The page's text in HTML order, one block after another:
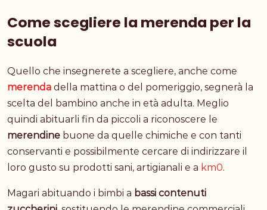
Come scegliere la merenda per la
scuola
Quello che insegnerete a scegliere, anche come
merenda della mattina o del pomeriggio, segnerà la
scelta del bambino anche in età adulta. Meglio
quindi abituarli fin da piccoli a riconoscere le
merendine buone da quelle chimiche e con tanti
conservanti e possibilmente cercare di indirizzare il
loro gusto su prodotti sani, artigianali e a km0.
Magari abituando i bimbi a bassi contenuti